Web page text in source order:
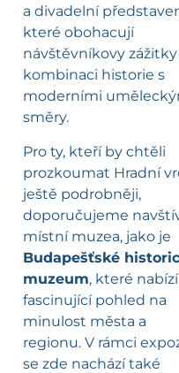
a divadelní
které obohacují
návštěvníkovy
kombinaci historie s
moderními
směry.
Pro ty, kteří by chtěli
prozkoumat Hradní
ještě podrobněji,
doporučujeme
místní muzea, jako je
Budapešťské
muzeum, které nabízí
fascinující pohled na
minulost města a
regionu. V rámci
se zde nachází také